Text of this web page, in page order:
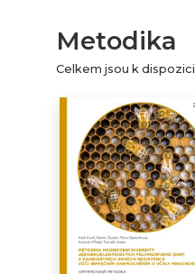
Metodika
Celkem jsou k dispozici